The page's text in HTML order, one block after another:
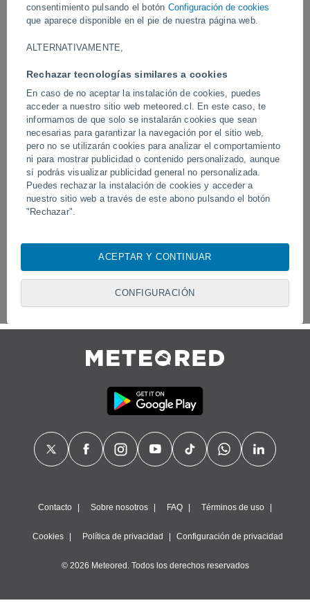
consentimiento pulsando el botón Configuración de cookies
que aparece disponible en el pie de nuestra página web.
ALTERNATIVAMENTE,
Rechazar tecnologías similares a cookies
En caso de no aceptar la instalación de cookies, puedes
acceder a nuestro sitio web meteored.cl. En este caso, te
informamos de que solo se instalarán cookies que sean
necesarias para garantizar la navegación por el sitio web,
pero no se utilizarán cookies para analizar el comportamiento
ni para mostrar publicidad o contenido personalizado, aunque
sí podrás visualizar publicidad general no personalizada.
Puedes rechazar la instalación de cookies y acceder a
nuestro sitio web a través de este abono pulsando el botón
"Rechazar".
cookies, identificadores únicos o tecnologías similares para
almacenar, acceder y procesar datos personales como su
visita en este sitio web, las direcciones IP y los
identificadores de cookies. Es posible que algunos
proveedores traten tus datos personales en virtud de un
Política de Cookiesen este sitio web.
tratamiento de datos:
Almacenar la información en un dispositivo y/o acceder a
básicos, crear perfiles para publicidad personalizada, utilizar
perfiles para seleccionar la publicidad personalizada, crear un
perfil para personalizar el contenido, uso de perfiles para la
comprender al público a través de estadísticas o a través de
con el objetivo de seleccionar el contenido.
Datos de localización geográfica precisa e identificación
ACEPTAR Y CONTINUAR
CONFIGURACIÓN
Vídeos
Un rayo impactó en un campo de
fútbol en Narathiwat, Tailandia.
Erupción y actividad
Síguenos
Contacto Sobre nosotros FAQ Términos de uso
Cookies Política de privacidad Configuración de privacidad
© 2026 Meteored. Todos los derechos reservados